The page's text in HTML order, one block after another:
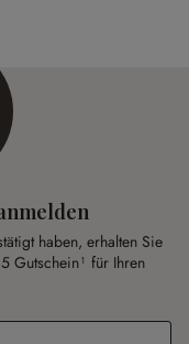
haben, erhalten Sie
Gutschein¹ für Ihren